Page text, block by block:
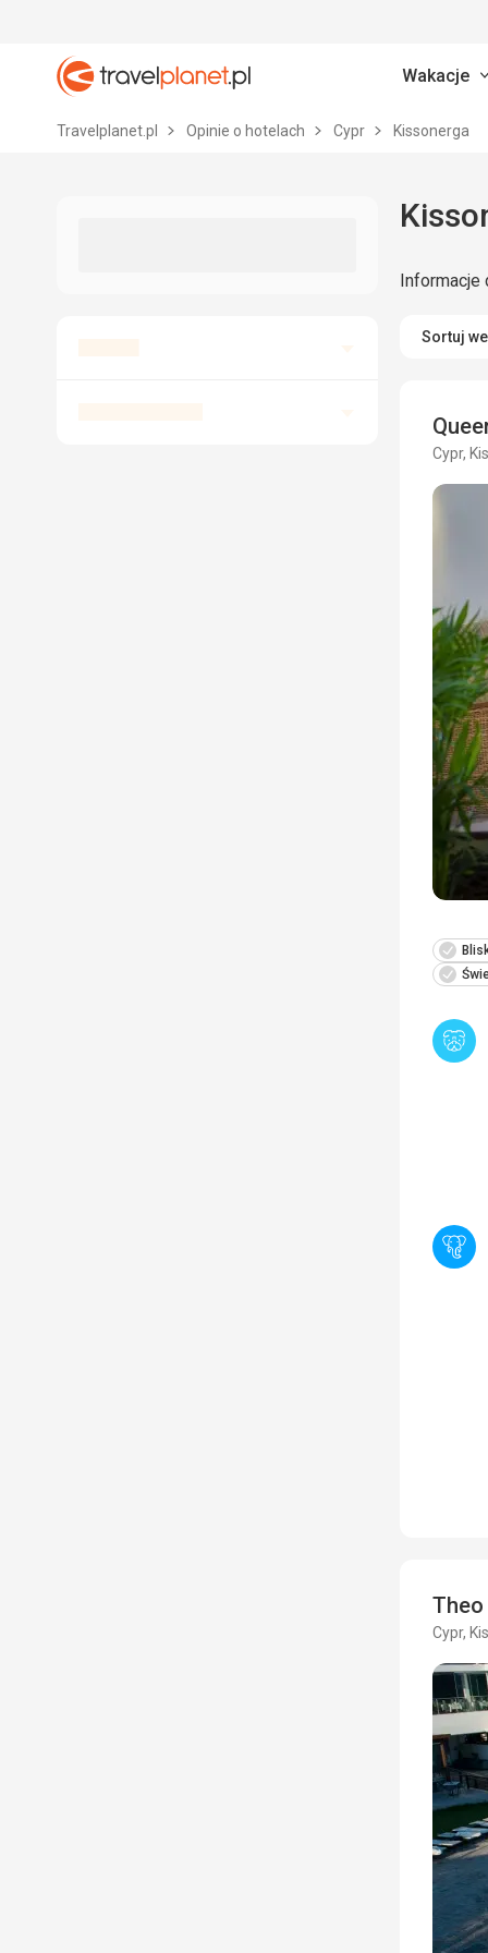
Travelplanet.pl
Wakacje
Travelplanet.pl Opinie o hotelach Cypr Kissonerga
Sortuj
Cypr,
Cypr,